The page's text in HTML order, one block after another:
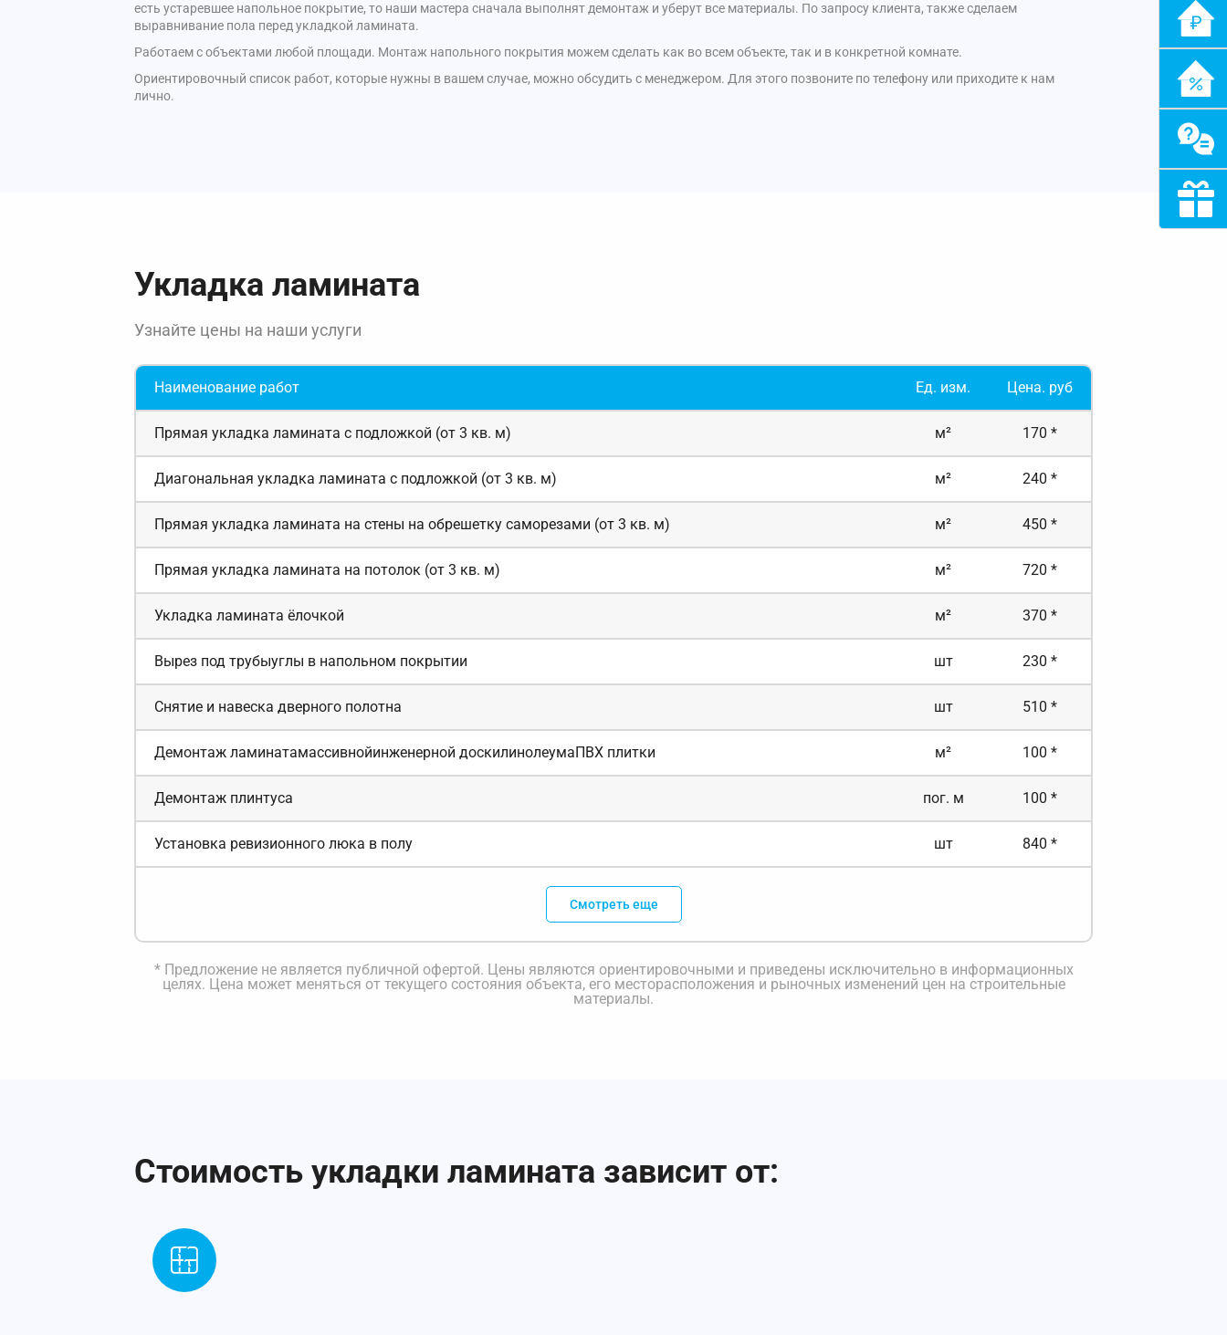
есть устаревшее напольное покрытие, то наши мастера сначала выполнят демонтаж и уберут все материалы. По запросу клиента, также сделаем
выравнивание пола перед укладкой ламината.
Работаем с объектами любой площади. Монтаж напольного покрытия можем сделать как во всем объекте, так и в конкретной комнате.
Ориентировочный список работ, которые нужны в вашем случае, можно обсудить с менеджером. Для этого позвоните по телефону или приходите к нам
лично.
Укладка ламината
Узнайте цены на наши услуги
Наименование работ Ед. изм. Цена. руб
Прямая укладка ламината с подложкой (от 3 кв. м) м² 170 *
Диагональная укладка ламината с подложкой (от 3 кв. м) м² 240 *
Прямая укладка ламината на стены на обрешетку саморезами (от 3 кв. м) м² 450 *
Прямая укладка ламината на потолок (от 3 кв. м) м² 720 *
Укладка ламината ёлочкой м² 370 *
Вырез под трубыуглы в напольном покрытии шт 230 *
Снятие и навеска дверного полотна шт 510 *
Демонтаж ламинатамассивнойинженерной доскилинолеумаПВХ плитки м² 100 *
Демонтаж плинтуса пог. м 100 *
Установка ревизионного люка в полу шт 840 *
Смотреть еще
* Предложение не является публичной офертой. Цены являются ориентировочными и приведены исключительно в информационных
целях. Цена может меняться от текущего состояния объекта, его месторасположения и рыночных изменений цен на строительные
материалы.
Стоимость укладки ламината зависит от: